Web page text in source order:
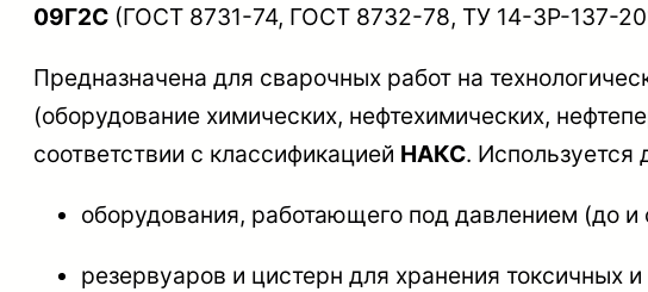
09Г2С (ГОСТ 8731-74, ГОСТ 8732-78, ТУ 14-3Р-137-
Предназначена для сварочных работ на
(оборудование химических, нефтехимических,
соответствии с классификацией НАКС. Используется
оборудования, работающего под давлением (до
резервуаров и цистерн для хранения токсичных